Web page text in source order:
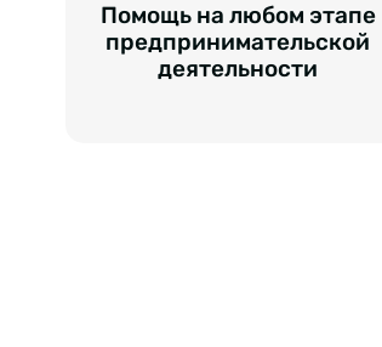
Помощь на любом этапе
предпринимательской
деятельности